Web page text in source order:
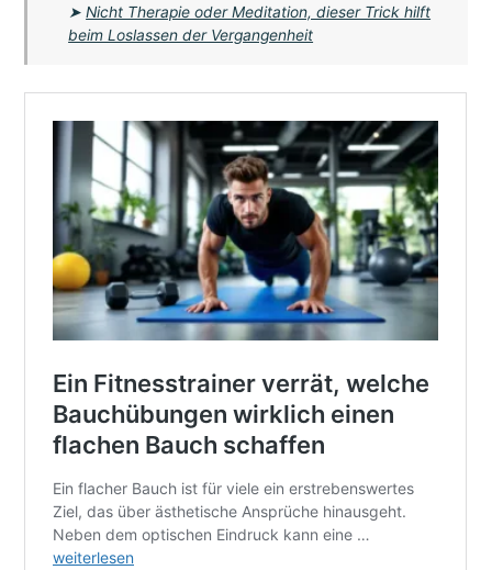
➤Nicht Therapie oder Meditation, dieser Trick hilft
beim Loslassen der Vergangenheit